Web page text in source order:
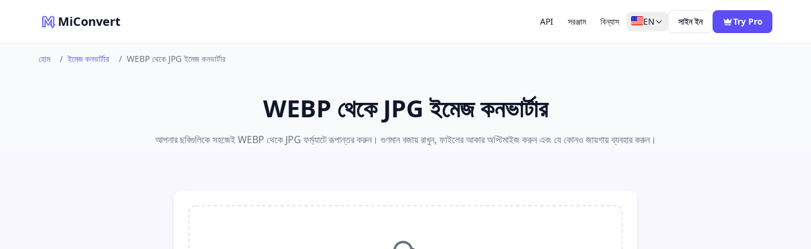
MiConvert API সরঞ্জাম বিন্যাস EN সাইন ইন Try Pro
হোম / ইমেজ কনভার্টার / WEBP থেকে JPG ইমেজ কনভার্টার
WEBP থেকে JPG ইমেজ কনভার্টার
আপনার ছবিগুলিকে সহজেই WEBP থেকে JPG ফর্ম্যাটে রূপান্তর করুন। গুণমান বজায় রাখুন, ফাইলের আকার অপ্টিমাইজ করুন এবং যে কোনও জায়গায় ব্যবহার করুন।